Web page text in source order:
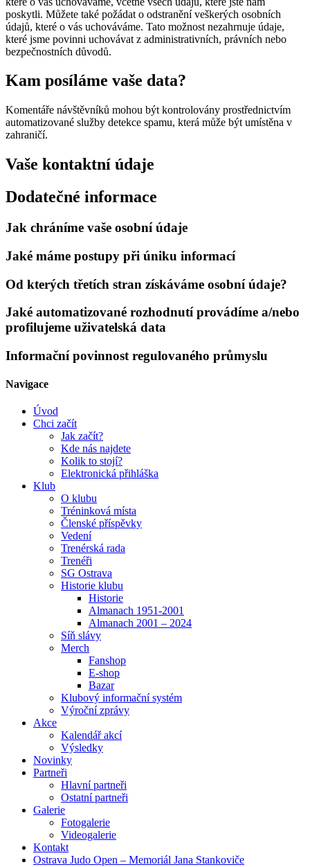
poskytli. Můžete také požádat o odstranění veškerých osobních
údajů, které o vás uchováváme. Tato možnost nezahrnuje údaje,
které jsme povinni uchovávat z administrativních, právních nebo
bezpečnostních důvodů.
Kam posíláme vaše data?
Komentáře návštěvníků mohou být kontrolovány prostřednictvím
automatizované služby detekce spamu, která může být umístěna v
zahraničí.
Vaše kontaktní údaje
Dodatečné informace
Jak chráníme vaše osobní údaje
Jaké máme postupy při úniku informací
Od kterých třetích stran získáváme osobní údaje?
Jaké automatizované rozhodnutí provádíme a/nebo
profilujeme uživatelská data
Informační povinnost regulovaného průmyslu
Navigace
Úvod
Chci začít
Jak začít?
Kde nás najdete
Kolik to stojí?
Elektronická přihláška
Klub
O klubu
Tréninková místa
Členské příspěvky
Vedení
Trenérská rada
Trenéři
SG Ostrava
Historie klubu
Historie
Almanach 1951-2001
Almanach 2001 – 2024
Síň slávy
Merch
Fanshop
E-shop
Bazar
Klubový informační systém
Výroční zprávy
Akce
Kalendář akcí
Výsledky
Novinky
Partneři
Hlavní partneři
Ostatní partneři
Galerie
Fotogalerie
Videogalerie
Kontakt
Ostrava Judo Open – Memoriál Jana Stankoviče